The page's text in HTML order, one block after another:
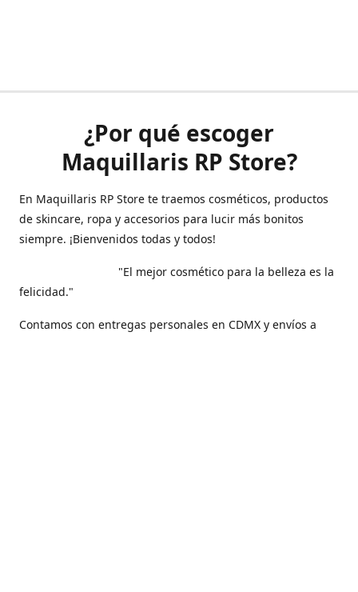
¿Por qué escoger
Maquillaris RP Store?
En Maquillaris RP Store te traemos cosméticos, productos
de skincare, ropa y accesorios para lucir más bonitos
siempre. ¡Bienvenidos todas y todos!
"El mejor cosmético para la belleza es la
felicidad."
Contamos con entregas personales en CDMX y envíos a